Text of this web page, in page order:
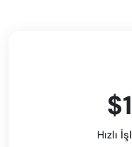
Hızlı